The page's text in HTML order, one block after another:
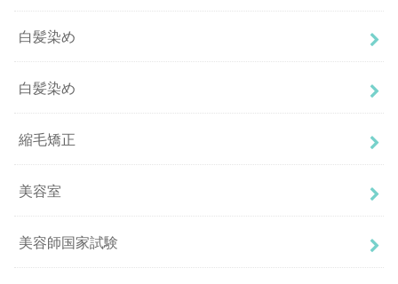
白髪染め
白髪染め
縮毛矯正
美容室
美容師国家試験